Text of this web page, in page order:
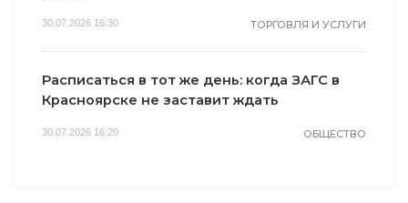
30.07.2026 16:30 ТОРГОВЛЯ И УСЛУГИ
Расписаться в тот же день: когда ЗАГС в
Красноярске не заставит ждать
30.07.2026 16:20 ОБЩЕСТВО